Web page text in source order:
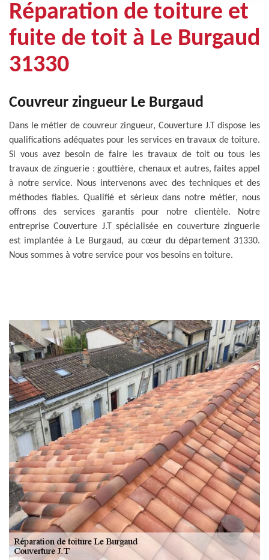
Réparation de toiture et
fuite de toit à Le Burgaud
31330
Couvreur zingueur Le Burgaud
Dans le métier de couvreur zingueur, Couverture J.T dispose les
qualifications adéquates pour les services en travaux de toiture.
Si vous avez besoin de faire les travaux de toit ou tous les
travaux de zinguerie : gouttière, chenaux et autres, faites appel
à notre service. Nous intervenons avec des techniques et des
méthodes fiables. Qualifié et sérieux dans notre métier, nous
offrons des services garantis pour notre clientèle. Notre
entreprise Couverture J.T spécialisée en couverture zinguerie
est implantée à Le Burgaud, au cœur du département 31330.
Nous sommes à votre service pour vos besoins en toiture.